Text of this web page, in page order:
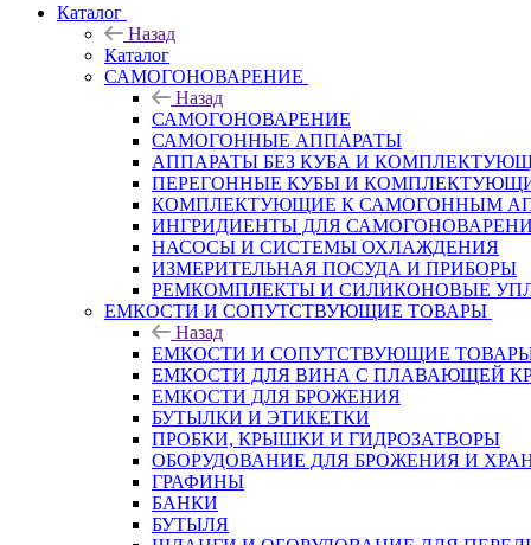
Каталог
Назад
Каталог
САМОГОНОВАРЕНИЕ
Назад
САМОГОНОВАРЕНИЕ
САМОГОННЫЕ АППАРАТЫ
АППАРАТЫ БЕЗ КУБА И
ПЕРЕГОННЫЕ КУБЫ И
КОМПЛЕКТУЮЩИЕ К САМОГОННЫМ
ИНГРИДИЕНТЫ ДЛЯ
НАСОСЫ И СИСТЕМЫ ОХЛАЖДЕНИЯ
ИЗМЕРИТЕЛЬНАЯ ПОСУДА И ПРИБОРЫ
РЕМКОМПЛЕКТЫ И СИЛИКОНОВЫЕ
ЕМКОСТИ И СОПУТСТВУЮЩИЕ ТОВАРЫ
Назад
ЕМКОСТИ И СОПУТСТВУЮЩИЕ
ЕМКОСТИ ДЛЯ ВИНА С ПЛАВАЮЩЕЙ
ЕМКОСТИ ДЛЯ БРОЖЕНИЯ
БУТЫЛКИ И ЭТИКЕТКИ
ПРОБКИ, КРЫШКИ И ГИДРОЗАТВОРЫ
ОБОРУДОВАНИЕ ДЛЯ БРОЖЕНИЯ И
ГРАФИНЫ
БАНКИ
БУТЫЛЯ